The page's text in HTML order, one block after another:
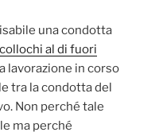
una condotta
collochi al di fuori
lavorazione in corso
tra la condotta del
Non perché tale
ma perché